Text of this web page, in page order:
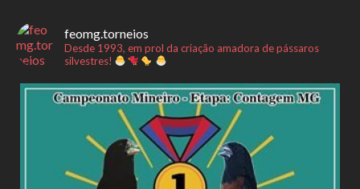
feomg.torneios
Desde 1993, em prol da criação amadora de pássaros
silvestres!